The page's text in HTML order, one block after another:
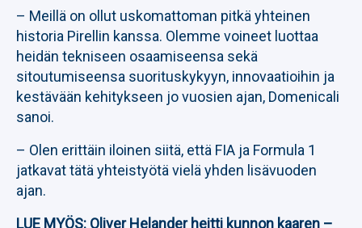
– Meillä on ollut uskomattoman pitkä yhteinen
historia Pirellin kanssa. Olemme voineet luottaa
heidän tekniseen osaamiseensa sekä
sitoutumiseensa suorituskykyyn, innovaatioihin ja
kestävään kehitykseen jo vuosien ajan, Domenicali
sanoi.
– Olen erittäin iloinen siitä, että FIA ja Formula 1
jatkavat tätä yhteistyötä vielä yhden lisävuoden
ajan.
LUE MYÖS: Oliver Helander heitti kunnon kaaren –